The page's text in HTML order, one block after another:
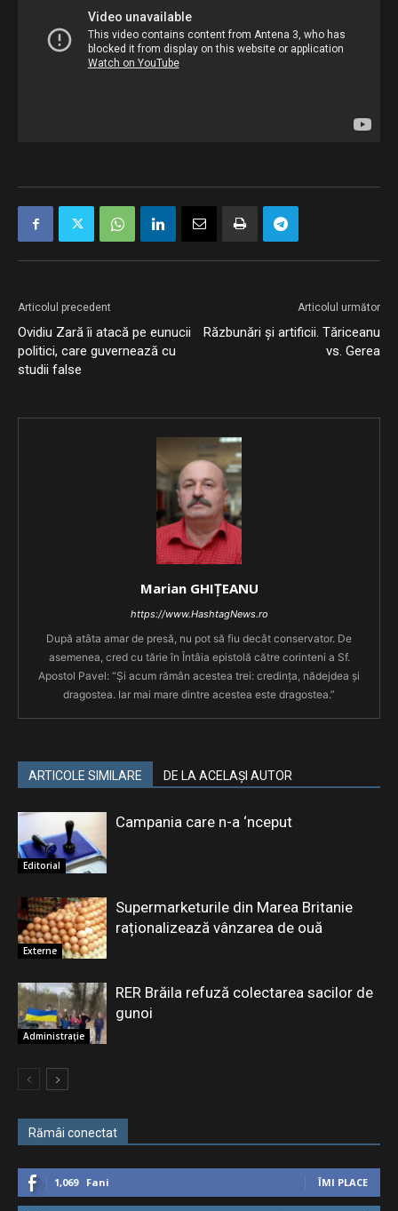
Articolul precedent
Ovidiu Zară îi atacă pe eunucii
politici, care guvernează cu
studii false
Articolul următor
Răzbunări și artificii. Tăriceanu
vs. Gerea
Marian GHIȚEANU
https://www.HashtagNews.ro
După atâta amar de presă, nu pot să fiu decât conservator. De
asemenea, cred cu tărie în Întâia epistolă către corinteni a Sf.
Apostol Pavel: “Şi acum rămân acestea trei: credinţa, nădejdea şi
dragostea. Iar mai mare dintre acestea este dragostea.”
ARTICOLE SIMILARE DE LA ACELAȘI AUTOR
Editorial
Campania care n-a ‘nceput
Externe
Supermarketurile din Marea Britanie
raționalizează vânzarea de ouă
Administrație
RER Brăila refuză colectarea sacilor de
gunoi
Rămâi conectat
1,069 Fani ÎMI PLACE